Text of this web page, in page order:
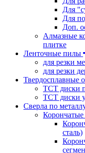
Для
Для
Доп.
Алмазные
плитке
Ленточные пилы
для резки
для резки
Твердосплавные
ТСТ диски
ТСТ диски
Сверла по
Корончатые
сталь)